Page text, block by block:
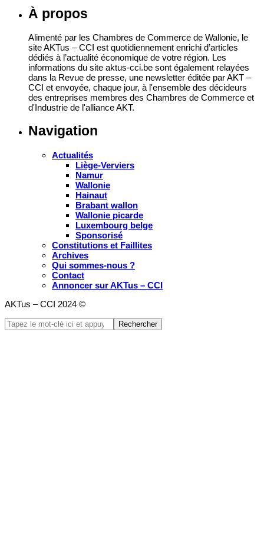
17 juin 2026À propos
Alimenté par les Chambres de Commerce de Wallonie, le
site AKTus – CCI est quotidiennement enrichi d’articles
dédiés à l’actualité économique de votre région. Les
informations du site aktus-cci.be sont également relayées
dans la Revue de presse, une newsletter éditée par AKT –
CCI et envoyée, chaque jour, à l'ensemble des décideurs
des entreprises membres des Chambres de Commerce et
d'Industrie de l'alliance AKT.
Navigation
Actualités
Liège-Verviers
Namur
Wallonie
Hainaut
Brabant wallon
Wallonie picarde
Luxembourg belge
Sponsorisé
Constitutions et Faillites
Archives
Qui sommes-nous ?
Contact
Annoncer sur AKTus – CCI
AKTus – CCI 2024 ©